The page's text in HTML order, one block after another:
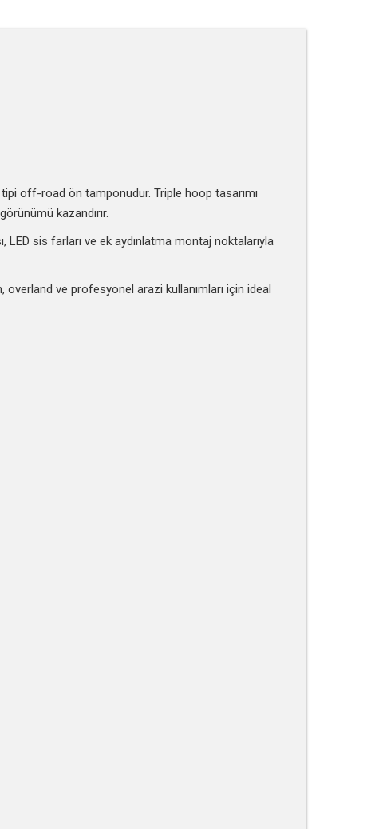
off-road ön tamponudur. Triple hoop tasarımı
kazandırır.
LED sis farları ve ek aydınlatma montaj noktalarıyla
ve profesyonel arazi kullanımları için ideal